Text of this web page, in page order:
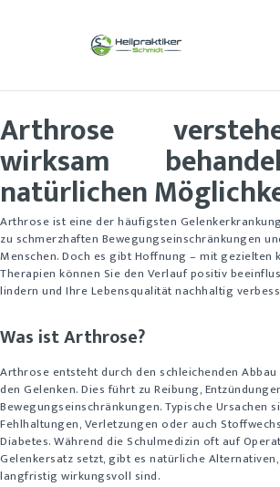
BESCHWERDEBILDER
DIAGNOSTIK
VERFAHREN/THERAPIE
N
ÜBER MICH
ÄSTHETISCHE
BEHANDLUNGEN
Arthrose
wirksam
natürlichen
Arthrose ist eine der häufigsten
zu schmerzhaften Bewegungseinschränkungen
Menschen. Doch es gibt Hoffnung – mit gezielten
Therapien können Sie den Verlauf positiv
lindern und Ihre Lebensqualität nachhaltig
Was ist Arthrose?
Arthrose entsteht durch den schleichenden
den Gelenken. Dies führt zu Reibung,
Bewegungseinschränkungen. Typische Ursachen
Fehlhaltungen, Verletzungen oder auch
Diabetes. Während die Schulmedizin oft auf
Gelenkersatz setzt, gibt es natürliche
langfristig wirkungsvoll sind.